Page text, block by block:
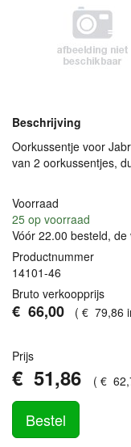
Beschrijving
Oorkussentje voor
van 2 oorkussentjes,
Voorraad
25 op voorraad
Vóór 22.00 besteld,
Productnummer
14101-46
Bruto verkoopprijs
€ 66,00 ( € 79,86
Prijs
€ 51,86 ( € 62,
Bestel